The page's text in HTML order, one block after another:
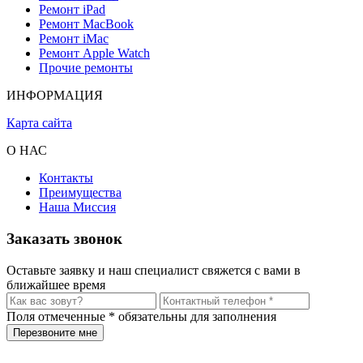
Почему обращаются именно к нам
Мы работаем с техникой Apple каждый день и знаем все
слабые места iPad Pro 12.9. У нас есть всё необходимое
оборудование для безопасного восстановления устройств
после залития.
Наши сильные стороны:
ультразвука
точная диагностика до начала ремонта
честная цена и чёткие сроки
После нашей чистки iPad работает стабильно, без последствий
и скрытых дефектов.
Ремонт iPad
Ремонт MacBook
Ремонт iMac
Ремонт Apple Watch
Прочие ремонты
ИНФОРМАЦИЯ
Карта сайта
О НАС
Контакты
Преимущества
Наша Миссия
Заказать звонок
Оставьте заявку и наш специалист свяжется с вами в
ближайшее время
Поля отмеченные * обязательны для заполнения